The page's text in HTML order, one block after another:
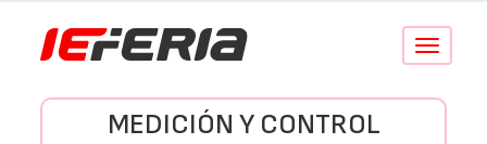
Conmutar
MEDICIÓN Y CONTROL